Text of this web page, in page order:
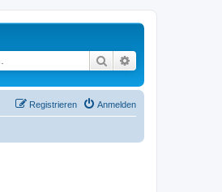
Suche
Anmelden
Registrieren